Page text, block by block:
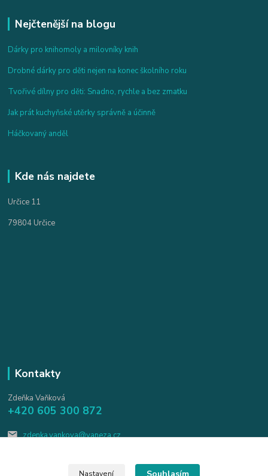
Nejčtenější na blogu
Dárky pro knihomoly a milovníky knih
Drobné dárky pro děti nejen na konec školního roku
Tvořivé dílny pro děti: Snadno, rychle a bez zmatku
Jak prát kuchyňské utěrky správně a účinně
Háčkovaný anděl
Kde nás najdete
Určice 11
79804 Určice
Kontakty
Zdeňka Vaňková
+420 605 300 872
zdenka.vankova@vaneza.cz
Nastavení